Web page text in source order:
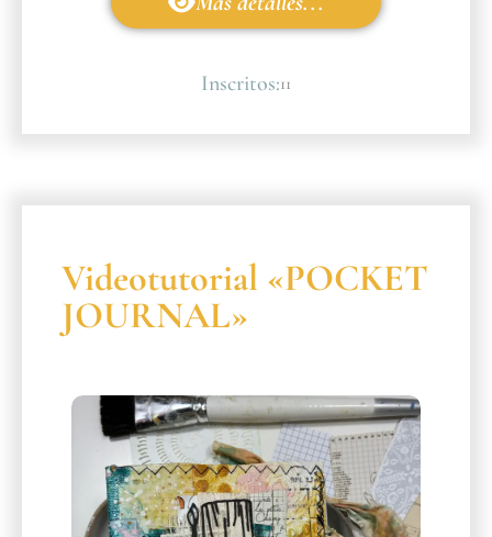
Inscritos:11
Videotutorial «POCKET
JOURNAL»